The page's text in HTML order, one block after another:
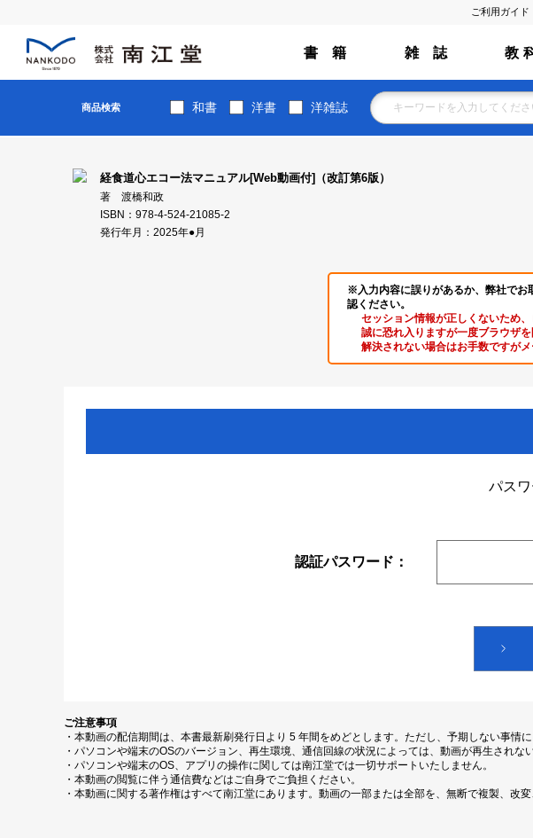
ご利用ガイド
書 籍 雑 誌 教
商品検索 和書 洋書 洋雑誌
経食道心エコー法マニュアル[Web動画付]（改訂第6版）
著 渡橋和政
ISBN：978-4-524-21085-2
発行年月：2025年●月
※入力内容に誤りがあるか、弊社でお
認ください。
セッション情報が正しくないため
誠に恐れ入りますが一度ブラウザ
解決されない場合はお手数ですが
パスワ
認証パスワード：
ご注意事項
・本動画の配信期間は、本書最新刷発行日より 5 年間をめどとします。ただし、予期しない事情
・パソコンや端末のOSのバージョン、再生環境、通信回線の状況によっては、動画が再生されな
・パソコンや端末のOS、アプリの操作に関しては南江堂では一切サポートいたしません。
・本動画の閲覧に伴う通信費などはご自身でご負担ください。
・本動画に関する著作権はすべて南江堂にあります。動画の一部または全部を、無断で複製、改